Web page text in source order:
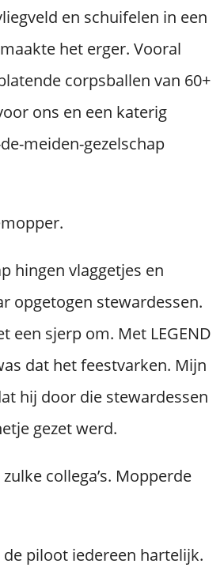
en schuifelen in een
het erger. Vooral
corpsballen van 60+
ons en een katerig
meiden-gezelschap
hingen vlaggetjes en
opgetogen stewardessen.
een sjerp om. Met LEGEND
dat het feestvarken. Mijn
hij door die stewardessen
gezet werd.
collega’s. Mopperde
piloot iedereen hartelijk.